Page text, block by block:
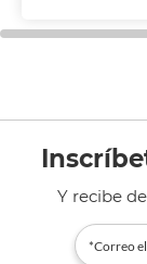
general de
Y recibe